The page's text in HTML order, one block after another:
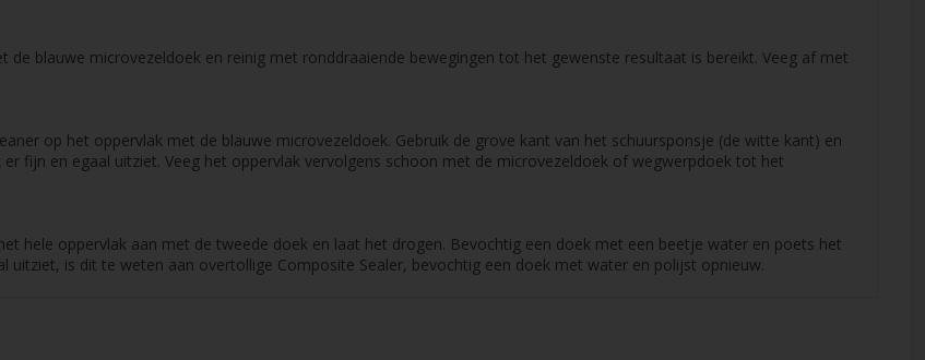
de blauwe microvezeldoek en reinig met ronddraaiende bewegingen tot het gewenste resultaat is bereikt. Veeg af met
op het oppervlak met de blauwe microvezeldoek. Gebruik de grove kant van het schuursponsje (de witte kant) en
fijn en egaal uitziet. Veeg het oppervlak vervolgens schoon met de microvezeldoek of wegwerpdoek tot het
hele oppervlak aan met de tweede doek en laat het drogen. Bevochtig een doek met een beetje water en poets het
is dit te weten aan overtollige Composite Sealer, bevochtig een doek met water en polijst opnieuw.